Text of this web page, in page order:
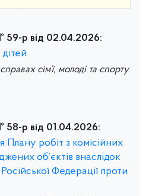
59-р від 02.04.2026:
сім’ї, молоді та спорту
р від 01.04.2026:
робіт з комісійних
об’єктів внаслідок
Російської Федерації проти